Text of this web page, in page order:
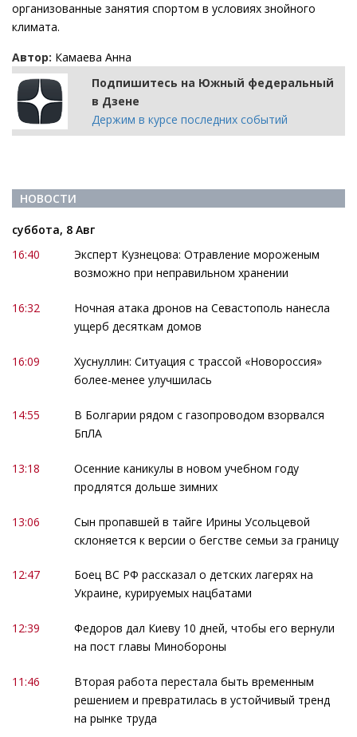
организованные занятия спортом в условиях знойного
климата.
Автор: Камаева Анна
Подпишитесь на Южный федеральный
в Дзене
Держим в курсе последних событий
НОВОСТИ
суббота, 8 Авг
16:40
Эксперт Кузнецова: Отравление мороженым
возможно при неправильном хранении
16:32
Ночная атака дронов на Севастополь нанесла
ущерб десяткам домов
16:09
Хуснуллин: Ситуация с трассой «Новороссия»
более-менее улучшилась
14:55
В Болгарии рядом с газопроводом взорвался
БпЛА
13:18
Осенние каникулы в новом учебном году
продлятся дольше зимних
13:06
Сын пропавшей в тайге Ирины Усольцевой
склоняется к версии о бегстве семьи за границу
12:47
Боец ВС РФ рассказал о детских лагерях на
Украине, курируемых нацбатами
12:39
Федоров дал Киеву 10 дней, чтобы его вернули
на пост главы Минобороны
11:46
Вторая работа перестала быть временным
решением и превратилась в устойчивый тренд
на рынке труда